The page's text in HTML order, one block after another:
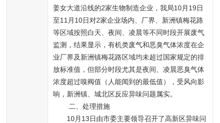
姜女大道沿线的2家生物制造企业，我局10月19日
至11月10日对2家企业场内、厂界、新洲镇梅花路
等区域按照白天、夜间、凌晨等不同时段开展废气
监测，结果显示，有机类废气和恶臭气体浓度在企
业厂界及新洲镇梅花路区域均未超过国家规定的排
放标准值，但部分时段尤其是夜间、凌晨恶臭气体
浓度超过嗅阀值（人能闻到的最低值），受风向影
响，新洲镇、城北区反应异味问题属实。
二、处理措施
10月13日由市委主要领导召开了高新区异味问